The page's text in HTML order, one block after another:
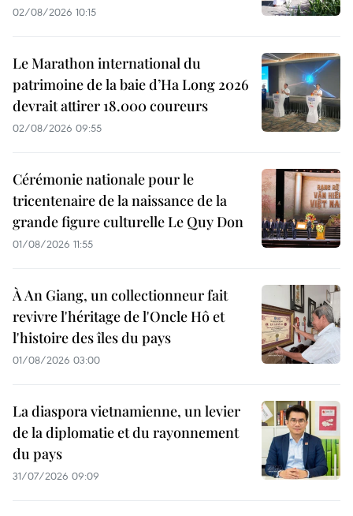
02/08/2026 10:15
Le Marathon international du
patrimoine de la baie d’Ha Long 2026
devrait attirer 18.000 coureurs
02/08/2026 09:55
Cérémonie nationale pour le
tricentenaire de la naissance de la
grande figure culturelle Le Quy Don
01/08/2026 11:55
À An Giang, un collectionneur fait
revivre l'héritage de l'Oncle Hô et
l'histoire des îles du pays
01/08/2026 03:00
La diaspora vietnamienne, un levier
de la diplomatie et du rayonnement
du pays
31/07/2026 09:09